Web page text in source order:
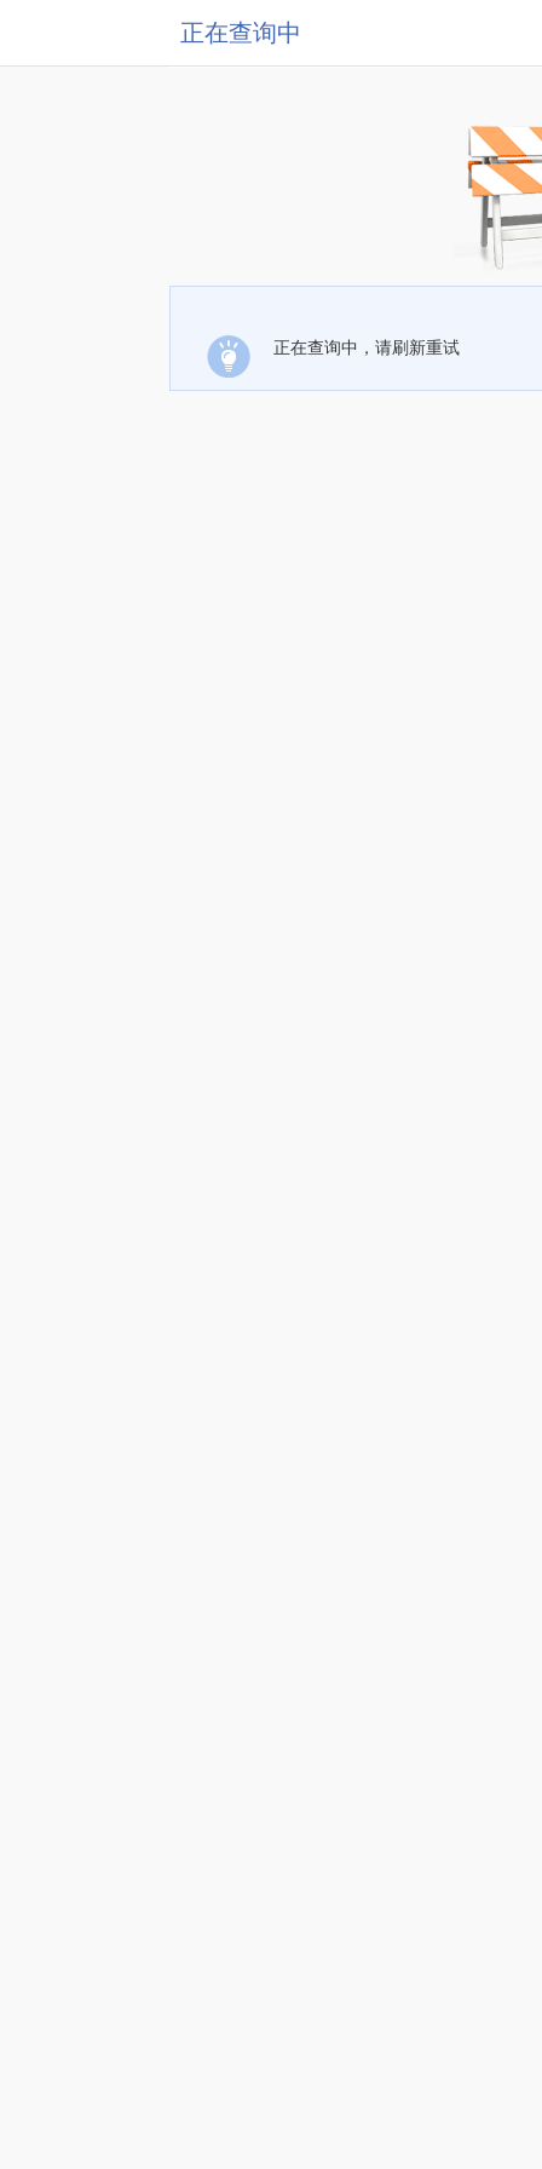
正在查询中
正在查询中，请刷新重试